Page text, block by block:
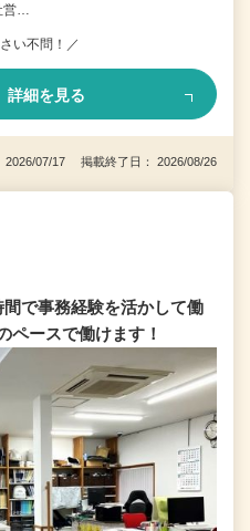
…
い不問！／
詳細を見る
2026/07/17 掲載終了日： 2026/08/26
で事務経験を活かして働
ペースで働けます！